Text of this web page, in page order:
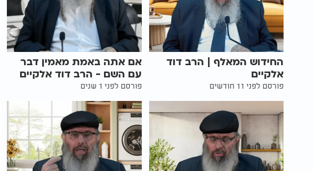
החידוש המאלף | הרב דוד
אלקיים
פורסם לפני 11 חודשים
אם אתה באמת מאמין דבר
עם השם - הרב דוד אלקיים
פורסם לפני 1 שנים